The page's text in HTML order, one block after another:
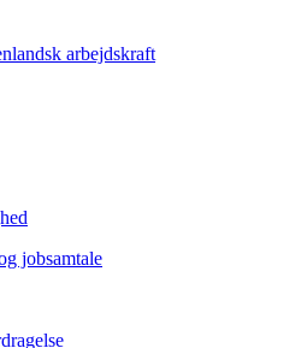
arbejdskraft
jobsamtale